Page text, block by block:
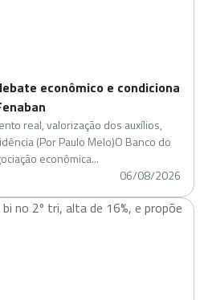
econômico e condiciona
real, valorização dos auxílios,
(Por Paulo Melo)O Banco do
econômica...
06/08/2026